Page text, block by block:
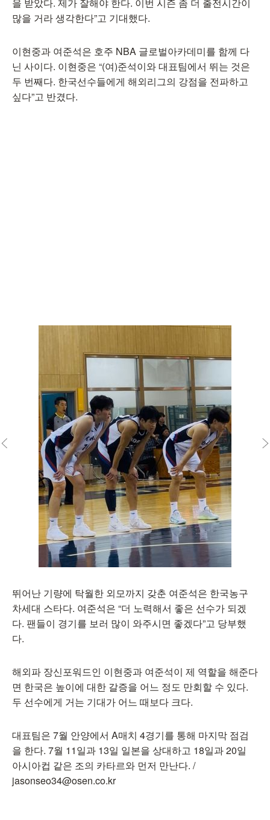
많을 거라 생각한다”고 기대했다.
이현중과 여준석은 호주 NBA 글로벌아카데미를 함께 다
닌 사이다. 이현중은 “(여)준석이와 대표팀에서 뛰는 것은
두 번째다. 한국선수들에게 해외리그의 강점을 전파하고
싶다”고 반겼다.
뛰어난 기량에 탁월한 외모까지 갖춘 여준석은 한국농구
차세대 스타다. 여준석은 “더 노력해서 좋은 선수가 되겠
다. 팬들이 경기를 보러 많이 와주시면 좋겠다”고 당부했
다.
해외파 장신포워드인 이현중과 여준석이 제 역할을 해준다
면 한국은 높이에 대한 갈증을 어느 정도 만회할 수 있다.
두 선수에게 거는 기대가 어느 때보다 크다.
대표팀은 7월 안양에서 A매치 4경기를 통해 마지막 점검
을 한다. 7월 11일과 13일 일본을 상대하고 18일과 20일
아시아컵 같은 조의 카타르와 먼저 만난다. /
jasonseo34@osen.co.kr